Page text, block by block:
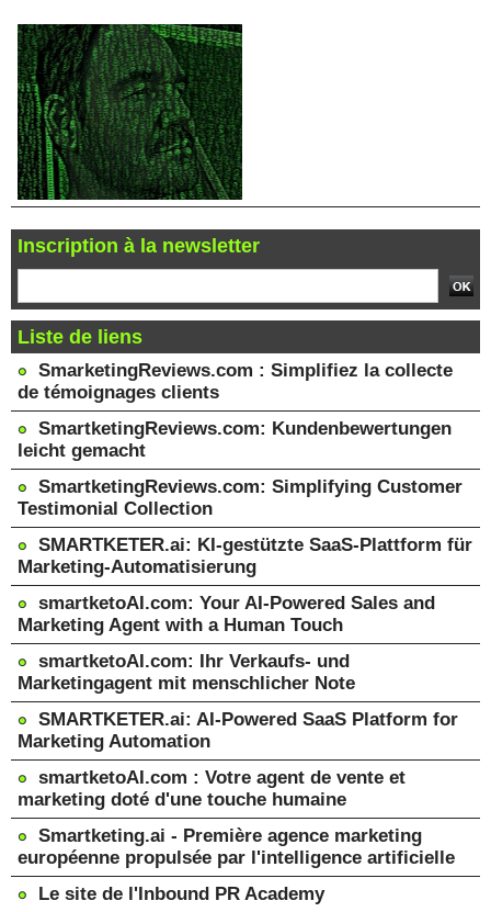
Inscription à la newsletter
Liste de liens
SmarketingReviews.com : Simplifiez la collecte
de témoignages clients
SmartketingReviews.com: Kundenbewertungen
leicht gemacht
SmartketingReviews.com: Simplifying Customer
Testimonial Collection
SMARTKETER.ai: KI-gestützte SaaS-Plattform für
Marketing-Automatisierung
smartketoAI.com: Your AI-Powered Sales and
Marketing Agent with a Human Touch
smartketoAI.com: Ihr Verkaufs- und
Marketingagent mit menschlicher Note
SMARTKETER.ai: AI-Powered SaaS Platform for
Marketing Automation
smartketoAI.com : Votre agent de vente et
marketing doté d'une touche humaine
Smartketing.ai - Première agence marketing
européenne propulsée par l'intelligence artificielle
Le site de l'Inbound PR Academy